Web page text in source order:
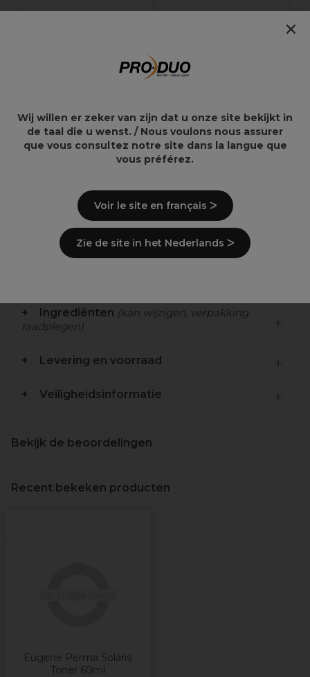
Haarkleuring 60ml 5.8
17,75€
haarkleuring zonder
17,50€
Overzicht
Ingrediënten (kan wijzigen, verpakking
raadplegen)
Levering en voorraad
Veiligheidsinformatie
Bekijk de beoordelingen
Recent bekeken producten
Eugene Perma Solaris
Toner 60ml
Wij willen er zeker van zijn dat u onze site bekijkt in
de taal die u wenst. / Nous voulons nous assurer
que vous consultez notre site dans la langue que
vous préférez.
Voir le site en français ᐳ
Zie de site in het Nederlands ᐳ
×